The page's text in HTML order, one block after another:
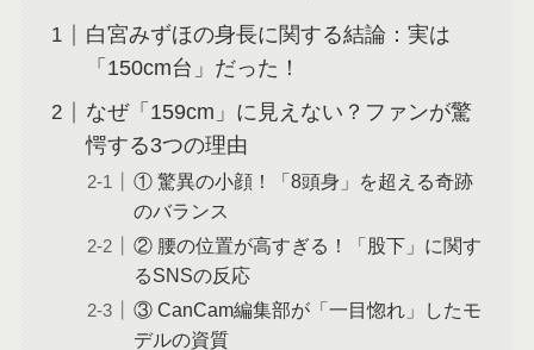
白宮みずほの身長に関する結論：実は
「150cm台」だった！
なぜ「159cm」に見えない？ファンが驚
愕する3つの理由
① 驚異の小顔！「8頭身」を超える奇跡
のバランス
② 腰の位置が高すぎる！「股下」に関す
るSNSの反応
③ CanCam編集部が「一目惚れ」したモ
デルの資質